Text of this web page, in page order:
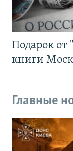
Подарок от
книги
Главные